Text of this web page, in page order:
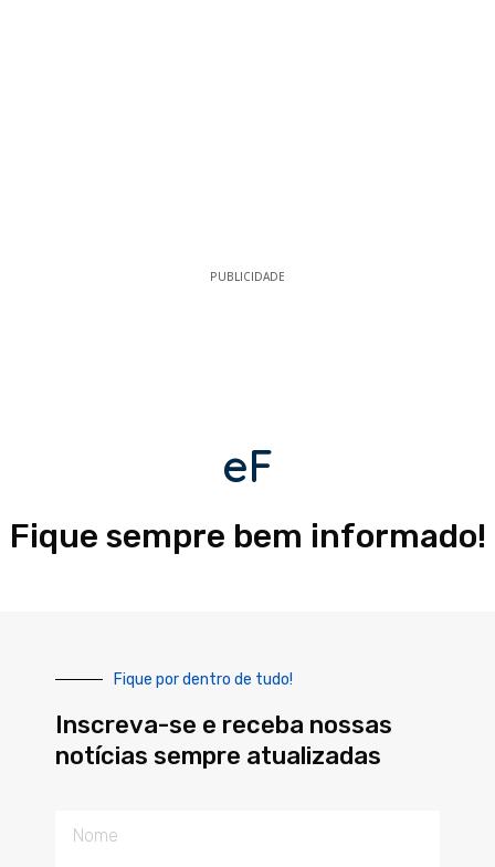
PUBLICIDADE
eF
Fique sempre bem informado!
Fique por dentro de tudo!
Inscreva-se e receba nossas
notícias sempre atualizadas